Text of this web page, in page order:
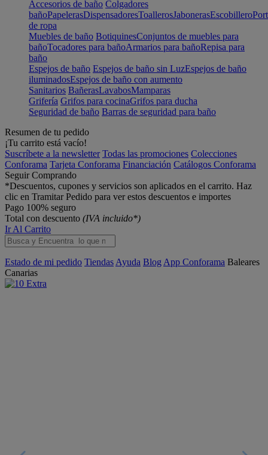
Accesorios de baño Colgadores
bañoPapelerasDispensadoresToallerosJabonerasEscobillero
de ropa
Muebles de baño BotiquinesConjuntos de muebles para
bañoTocadores para bañoArmarios para bañoRepisa para
baño
Espejos de baño Espejos de baño sin LuzEspejos de baño
iluminadosEspejos de baño con aumento
Sanitarios BañerasLavabosMamparas
Grifería Grifos para cocinaGrifos para ducha
Seguridad de baño Barras de seguridad para baño
Resumen de tu pedido
¡Tu carrito está vacío!
Suscríbete a la newsletter Todas las promociones Colecciones
Conforama Tarjeta Conforama Financiación Catálogos Conforama
Seguir Comprando
*Descuentos, cupones y servicios son aplicados en el carrito. Haz
clic en Tramitar Pedido para ver estos descuentos e importes
Pago 100% seguro
Total con descuento (IVA incluido*)
Ir Al Carrito
Estado de mi pedido Tiendas Ayuda Blog App Conforama Baleares
Canarias